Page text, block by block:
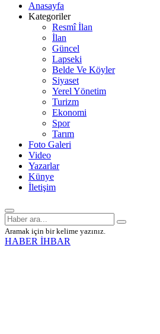
Anasayfa
Kategoriler
Resmî İlan
İlan
Güncel
Lapseki
Belde Ve Köyler
Siyaset
Yerel Yönetim
Turizm
Ekonomi
Spor
Tarım
Foto Galeri
Video
Yazarlar
Künye
İletişim
Aramak için bir kelime yazınız.
HABER İHBAR